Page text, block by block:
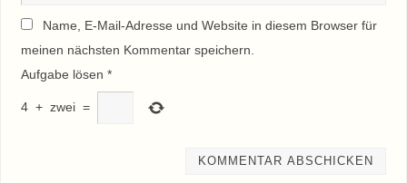
Name, E-Mail-Adresse und Website in diesem Browser für
meinen nächsten Kommentar speichern.
Aufgabe lösen *
4 + zwei =